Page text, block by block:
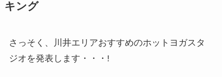
キング
さっそく、川井エリアおすすめのホットヨガスタ
ジオを発表します・・・!